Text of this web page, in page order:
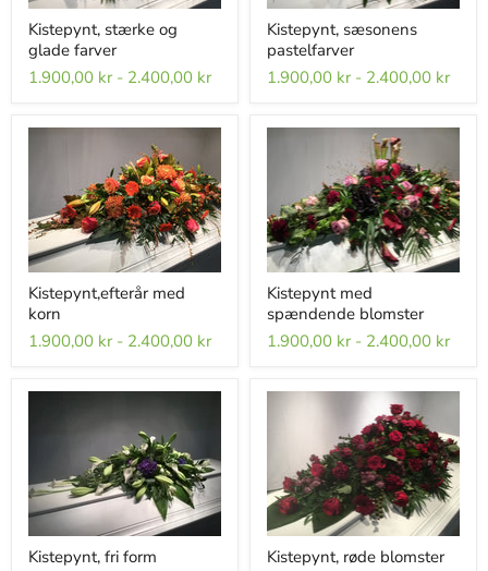
Kistepynt, stærke og
glade farver
1.900,00 kr- 2.400,00 kr
Kistepynt, sæsonens
pastelfarver
1.900,00 kr- 2.400,00 kr
Kistepynt,efterår med
korn
1.900,00 kr- 2.400,00 kr
Kistepynt med
spændende blomster
1.900,00 kr- 2.400,00 kr
Kistepynt, fri form
Kistepynt, røde blomster